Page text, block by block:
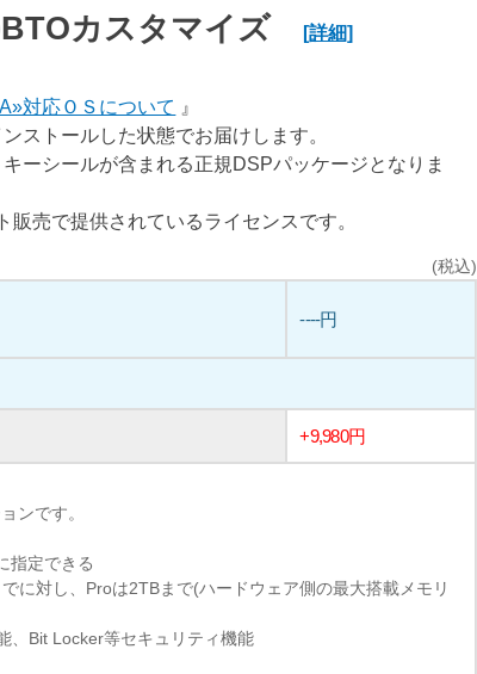
BTOカスタマイズ[詳細]
対応ＯＳについて 』
ストールした状態でお届けします。
ーシールが含まれる正規DSPパッケージとなりま
売で提供されているライセンスです。
(税込)
----円
+9,980円
ンです。
指定できる
に対し、Proは2TBまで(ハードウェア側の最大搭載メモリ
、Bit Locker等セキュリティ機能